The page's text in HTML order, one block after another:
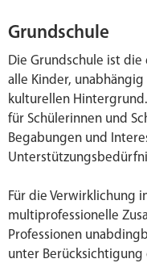
Grundschule
Die Grundschule ist
alle Kinder,
kulturellen
für Schülerinnen und
Begabungen und
Für die Verwirklichung
multiprofessionelle
Professionen
unter